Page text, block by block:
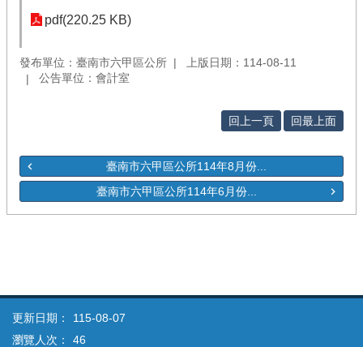
pdf(220.25 KB)
發布單位：臺南市六甲區公所
上版日期：114-08-11
公告單位：會計室
回上一頁 回最上面
臺南市六甲區公所114年8月份...
臺南市六甲區公所114年6月份...
更新日期：
115-08-07
瀏覽人次：
46